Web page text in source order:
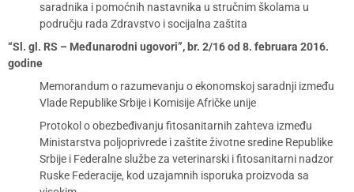
saradnika i pomoćnih nastavnika u stručnim školama u
području rada Zdravstvo i socijalna zaštita
“Sl. gl. RS – Međunarodni ugovori”, br. 2/16 od 8. februara 2016.
godine
Memorandum o razumevanju o ekonomskoj saradnji između
Vlade Republike Srbije i Komisije Afričke unije
Protokol o obezbeđivanju fitosanitarnih zahteva između
Ministarstva poljoprivrede i zaštite životne sredine Republike
Srbije i Federalne službe za veterinarski i fitosanitarni nadzor
Ruske Federacije, kod uzajamnih isporuka proizvoda sa